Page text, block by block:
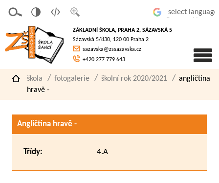
písmo
á
verze
pro
slaboz
raké
ZÁKLADNÍ ŠKOLA, PRAHA 2, SÁZAVSKÁ 5
Sázavská 5/830, 120 00 Praha 2
sazavska@zssazavska.cz
+420 277 779 643
škola fotogalerie školní rok 2020/2021
angličtina
hravě -
Angličtina hravě -
Třídy: 4.A